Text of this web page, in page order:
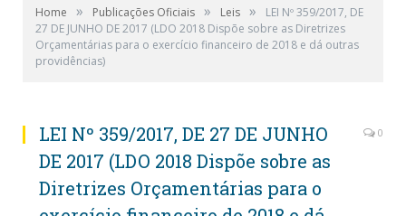
Home » Publicações Oficiais » Leis »
LEI Nº 359/2017, DE
27 DE JUNHO DE 2017 (LDO 2018 Dispõe sobre as Diretrizes
Orçamentárias para o exercício financeiro de 2018 e dá outras
providências)
LEI Nº 359/2017, DE 27 DE JUNHO
DE 2017 (LDO 2018 Dispõe sobre as
Diretrizes Orçamentárias para o
0